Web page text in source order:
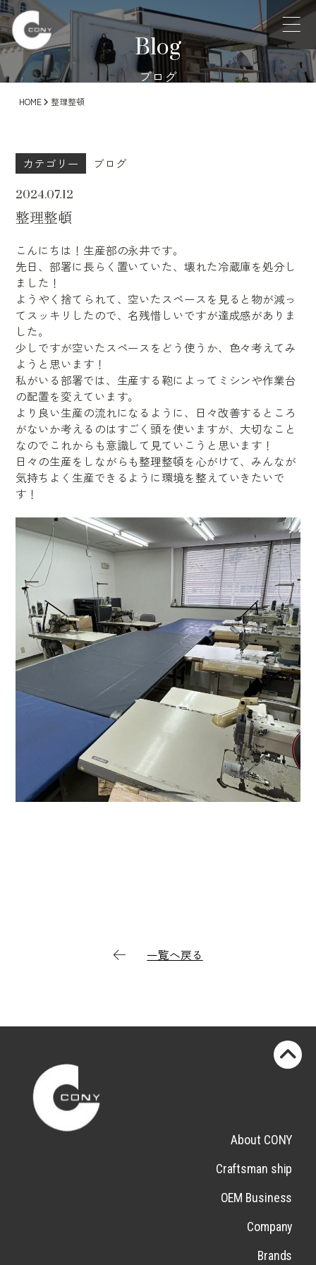
Blog
ブログ
HOME 整理整頓
カテゴリー ブログ
2024.07.12
整理整頓
こんにちは！生産部の永井です。
先日、部署に長らく置いていた、壊れた冷蔵庫を処分し
ました！
ようやく捨てられて、空いたスペースを見ると物が減っ
てスッキリしたので、名残惜しいですが達成感がありま
した。
少しですが空いたスペースをどう使うか、色々考えてみ
ようと思います！
私がいる部署では、生産する鞄によってミシンや作業台
の配置を変えています。
より良い生産の流れになるように、日々改善するところ
がないか考えるのはすごく頭を使いますが、大切なこと
なのでこれからも意識して見ていこうと思います！
日々の生産をしながらも整理整頓を心がけて、みんなが
気持ちよく生産できるように環境を整えていきたいで
す！
一覧へ戻る
About CONY
Craftsman ship
OEM Business
Company
Brands